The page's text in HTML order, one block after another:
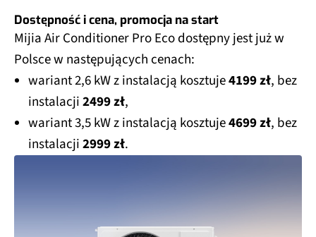
Dostępność i cena, promocja na start
Mijia Air Conditioner Pro Eco dostępny jest już w
Polsce w następujących cenach:
wariant 2,6 kW z instalacją kosztuje4199 zł, bez
instalacji2499 zł,
wariant 3,5 kW z instalacją kosztuje4699 zł, bez
instalacji2999 zł.